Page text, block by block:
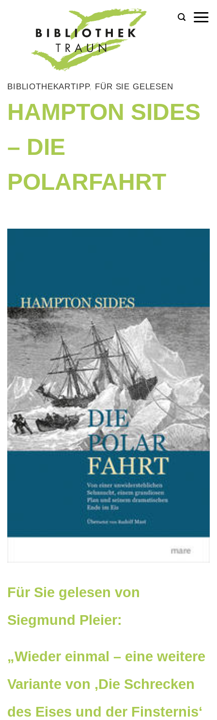
BIBLIOTHEKARTIPP, FÜR SIE GELESEN
HAMPTON SIDES
– DIE
POLARFAHRT
Für Sie gelesen von
Siegmund Pleier:
„Wieder einmal – eine weitere
Variante von ‚Die Schrecken
des Eises und der Finsternis‘